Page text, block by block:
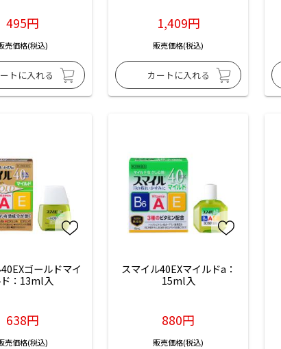
495円
売価格(税込)
1,409円
販売価格(税込)
ゴールドマイ
：13ml入
638円
売価格(税込)
スマイル40EXマイルドa：
15ml入
880円
販売価格(税込)